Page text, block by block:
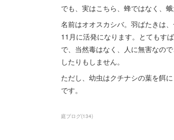
でも、実はこちら、蜂ではなく、
名前はオオスカシバ。羽ばたきは
11月に活発になります。とてもす
で、当然毒はなく、人に無害なの
したりもしません。
ただし、幼虫はクチナシの葉を餌
です。
庭ブログ(134)